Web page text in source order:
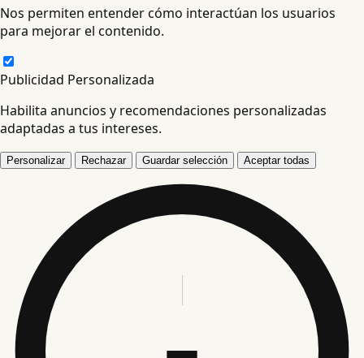
Nos permiten entender cómo interactúan los usuarios
para mejorar el contenido.
Publicidad Personalizada
Habilita anuncios y recomendaciones personalizadas
adaptadas a tus intereses.
Personalizar Rechazar Guardar selección Aceptar todas